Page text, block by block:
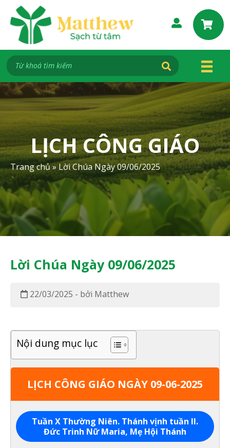
c
e
n
t
LỊCH CÔNG GIÁO
Trang chủ»Lời Chúa Ngày 09/06/2025
Lời Chúa Ngày 09/06/2025
22/03/2025 - bởi Matthew
Nội dung mục lục
LỊCH CÔNG GIÁO NGÀY 09-06-2025
Tuần X Thường Niên. Thánh vịnh tuần II.
Đức Trinh Nữ Maria, Mẹ Hội Thánh